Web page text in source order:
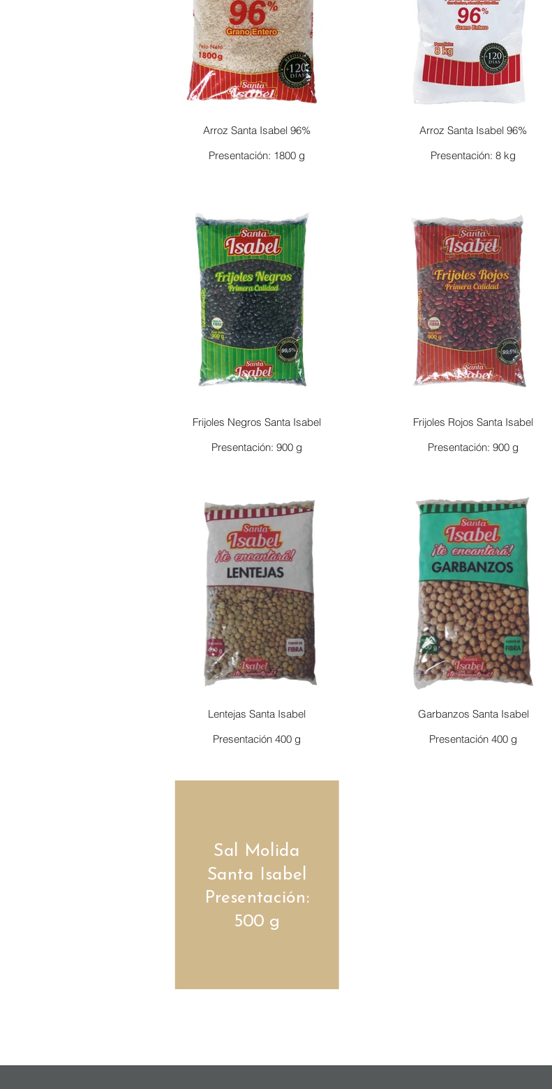
Arroz Santa Isabel 96%
Presentación: 1800 g
Arroz Santa Isabel 96%
Presentación: 8 kg
Frijoles Negros Santa Isabel
Presentación: 900 g
Frijoles Rojos Santa Isabel
Presentación: 900 g
Lentejas Santa Isabel
Presentación 400 g
Garbanzos Santa Isabel
Presentación 400 g
Sal Molida
Santa Isabel
Presentación:
500 g